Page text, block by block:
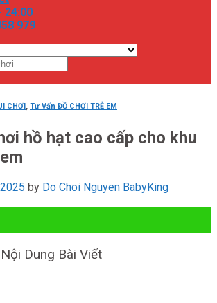
24:00
979
CHƠI, Tư Vấn ĐỒ CHƠI TRẺ EM
hồ hạt cao cấp cho khu
by Do Choi Nguyen BabyKing
Dung Bài Viết